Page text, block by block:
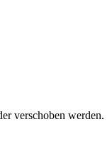
verschoben werden.